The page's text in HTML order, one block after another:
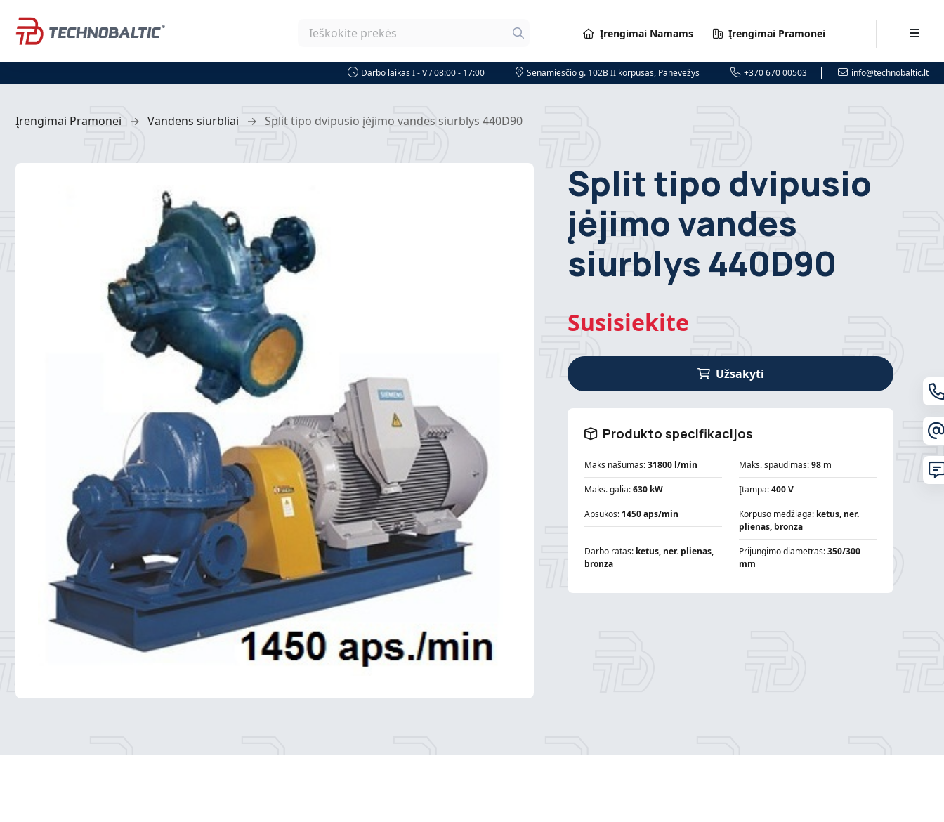
Įrengimai Namams Įrengimai Pramonei
Darbo laikas I - V / 08:00 - 17:00 Senamiesčio g. 102B II korpusas, Panevėžys +370 670 00503 info@technobaltic.lt
Įrengimai Pramonei → Vandens siurbliai → Split tipo dvipusio įėjimo vandes siurblys 440D90
Split tipo dvipusio
įėjimo vandes
siurblys 440D90
Susisiekite
Užsakyti
Produkto specifikacijos
Maks našumas:31800 l/min Maks. spaudimas:98 m
Maks. galia:630 kW Įtampa:400 V
Apsukos: 1450 aps/min Korpuso medžiaga: ketus, ner.
plienas, bronza
Darbo ratas: ketus, ner. plienas,
bronza
Prijungimo diametras:350/300
mm